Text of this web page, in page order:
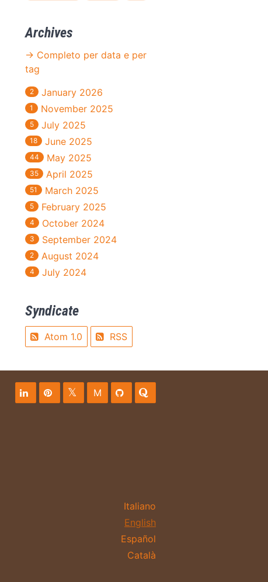
Archives
→ Completo per data e per
tag
2 January 2026
1 November 2025
5 July 2025
18 June 2025
44 May 2025
35 April 2025
51 March 2025
5 February 2025
4 October 2024
3 September 2024
2 August 2024
4 July 2024
Syndicate
Atom 1.0 RSS
M
Italiano
English
Español
Català